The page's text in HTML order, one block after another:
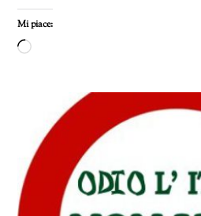
Mi piace:
Caricamento